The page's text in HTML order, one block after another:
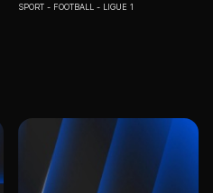
SPORT FOOTBALL - LIGUE 1